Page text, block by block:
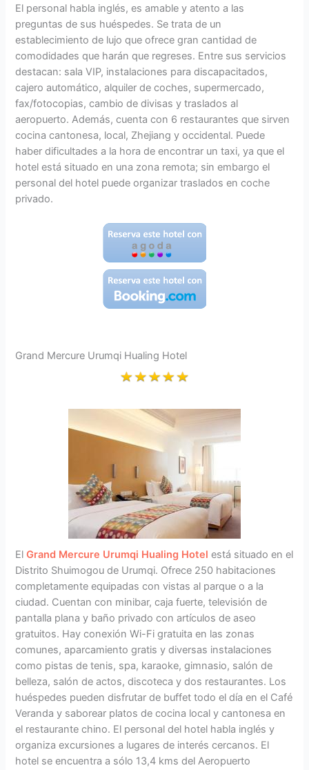
El personal habla inglés, es amable y atento a las
preguntas de sus huéspedes. Se trata de un
establecimiento de lujo que ofrece gran cantidad de
comodidades que harán que regreses. Entre sus servicios
destacan: sala VIP, instalaciones para discapacitados,
cajero automático, alquiler de coches, supermercado,
fax/fotocopias, cambio de divisas y traslados al
aeropuerto. Además, cuenta con 6 restaurantes que sirven
cocina cantonesa, local, Zhejiang y occidental. Puede
haber dificultades a la hora de encontrar un taxi, ya que el
hotel está situado en una zona remota; sin embargo el
personal del hotel puede organizar traslados en coche
privado.
Grand Mercure Urumqi Hualing Hotel
ElGrand Mercure Urumqi Hualing Hotel está situado en el
Distrito Shuimogou de Urumqi. Ofrece 250 habitaciones
completamente equipadas con vistas al parque o a la
ciudad. Cuentan con minibar, caja fuerte, televisión de
pantalla plana y baño privado con artículos de aseo
gratuitos. Hay conexión Wi-Fi gratuita en las zonas
comunes, aparcamiento gratis y diversas instalaciones
como pistas de tenis, spa, karaoke, gimnasio, salón de
belleza, salón de actos, discoteca y dos restaurantes. Los
huéspedes pueden disfrutar de buffet todo el día en el Café
Veranda y saborear platos de cocina local y cantonesa en
el restaurante chino. El personal del hotel habla inglés y
organiza excursiones a lugares de interés cercanos. El
hotel se encuentra a sólo 13,4 kms del Aeropuerto